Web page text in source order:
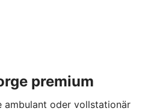
premium
ambulant oder vollstationär